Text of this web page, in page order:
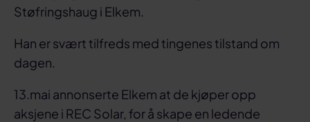
Støfringshaug i Elkem.
Han er svært tilfreds med tingenes tilstand om
dagen.
13.mai annonserte Elkem at de kjøper opp
aksjene i REC Solar, for å skape en ledende